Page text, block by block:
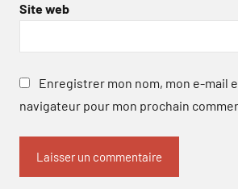
Site web
Enregistrer mon nom, mon e-mail
navigateur pour mon prochain